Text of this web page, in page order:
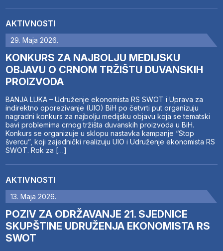
AKTIVNOSTI
29. Maja 2026.
KONKURS ZA NAJBOLJU MEDIJSKU
OBJAVU O CRNOM TRŽIŠTU DUVANSKIH
PROIZVODA
BANJA LUKA – Udruženje ekonomista RS SWOT i Uprava za
indirektno oporezivanje (UIO) BiH po četvrti put organizuju
nagradni konkurs za najbolju medijsku objavu koja se tematski
bavi problemima crnog tržišta duvanskih proizvoda u BiH.
Konkurs se organizuje u sklopu nastavka kampanje “Stop
švercu”, koji zajednički realizuju UIO i Udruženje ekonomista RS
SWOT. Rok za […]
AKTIVNOSTI
13. Maja 2026.
POZIV ZA ODRŽAVANJE 21. SJEDNICE
SKUPŠTINE UDRUŽENJA EKONOMISTA RS
SWOT